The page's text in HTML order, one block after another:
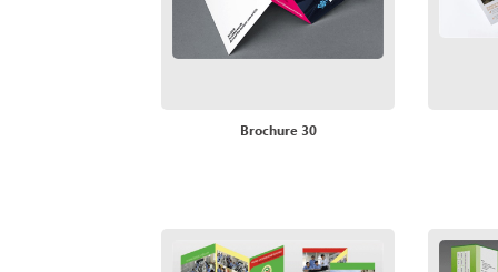
Brochure 30